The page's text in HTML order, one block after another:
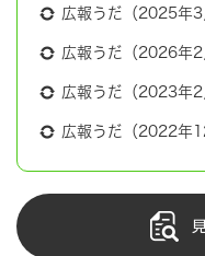
広報うだ（2025年3
広報うだ（2026年2
広報うだ（2023年2
広報うだ（2022年